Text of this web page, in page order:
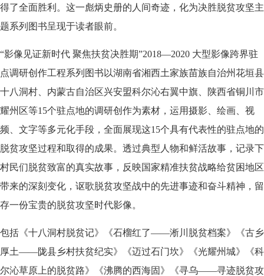
得了全面胜利。这一彪炳史册的人间奇迹，化为决胜脱贫攻坚主
题系列图书呈现于读者眼前。
“影像见证新时代 聚焦扶贫决胜期”2018—2020 大型影像跨界驻
点调研创作工程系列图书以湖南省湘西土家族苗族自治州花垣县
十八洞村、内蒙古自治区兴安盟科尔沁右翼中旗、陕西省铜川市
耀州区等15个驻点地的调研创作为素材，运用摄影、绘画、视
频、文字等多元化手段，全面展现这15个具有代表性的驻点地的
脱贫攻坚过程和取得的成果。透过典型人物和鲜活故事，记录下
村民们脱贫致富的真实故事，反映国家精准扶贫战略给贫困地区
带来的深刻变化，讴歌脱贫攻坚战中的先进事迹和奋斗精神，留
存一份宝贵的脱贫攻坚时代影像。
包括《十八洞村脱贫记》《石榴红了——淅川脱贫档案》《古乡
厚土——陇县乡村扶贫纪实》《迈过石门坎》《光耀州城》《科
尔沁草原上的脱贫路》《沸腾的西海固》《寻乌——寻迹脱贫攻